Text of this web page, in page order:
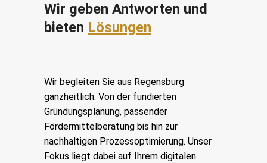
Wir geben Antworten und
bieten Lösungen
Wir begleiten Sie aus Regensburg
ganzheitlich: Von der fundierten
Gründungsplanung, passender
Fördermittelberatung bis hin zur
nachhaltigen Prozessoptimierung. Unser
Fokus liegt dabei auf Ihrem digitalen